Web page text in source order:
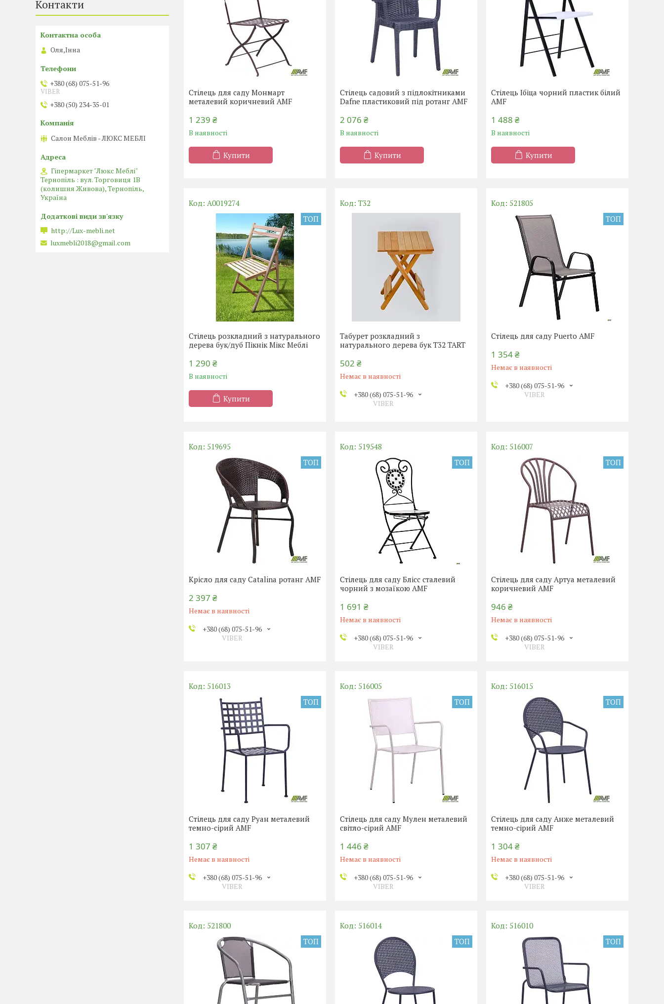
Стілець для саду Монмарт
металевий коричневий AMF
1 239 ₴
В наявності
Купити
Стілець садовий з підлокітниками
Dafne пластиковий під ротанг AMF
2 076 ₴
В наявності
Купити
Стілець Ібіца чорний пластик білий
AMF
1 488 ₴
В наявності
Купити
А0019274
ТОП
Стілець розкладний з натурального
дерева бук/дуб Пікнік Мікс Меблі
1 290 ₴
В наявності
Купити
T32
Табурет розкладний з
натурального дерева бук T32 TART
502 ₴
Немає в наявності
+380 (68) 075-51-96
VIBER
521805
ТОП
Стілець для саду Puerto AMF
1 354 ₴
Немає в наявності
+380 (68) 075-51-96
VIBER
519695
ТОП
Крісло для саду Catalina ротанг AMF
2 397 ₴
Немає в наявності
+380 (68) 075-51-96
VIBER
519548
ТОП
Стілець для саду Блісс сталевий
чорний з мозаїкою AMF
1 691 ₴
Немає в наявності
+380 (68) 075-51-96
VIBER
516007
ТОП
Стілець для саду Артуа металевий
коричневий AMF
946 ₴
Немає в наявності
+380 (68) 075-51-96
VIBER
516013
ТОП
Стілець для саду Руан металевий
темно-сірий AMF
1 307 ₴
Немає в наявності
+380 (68) 075-51-96
VIBER
516005
ТОП
Стілець для саду Мулен металевий
світло-сірий AMF
1 446 ₴
Немає в наявності
+380 (68) 075-51-96
VIBER
516015
ТОП
Стілець для саду Анже металевий
темно-сірий AMF
1 304 ₴
Немає в наявності
+380 (68) 075-51-96
VIBER
521800
ТОП
516014
ТОП
516010
ТОП
Контакти
Оля,Інна
+380 (68) 075-51-96
VIBER
+380 (50) 234-35-01
Салон Меблів - ЛЮКС МЕБЛІ
Гіпермаркет "Люкс Меблі"
Тернопіль : вул. Торговиця 1В
(колишня Живова), Тернопіль,
Україна
http://Lux-mebli.net
luxmebli2018@gmail.com